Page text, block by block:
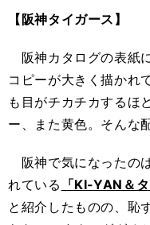
【阪神タイガース】
阪神カタログの表紙
コピーが大きく描かれ
も目がチカチカするほ
ー、また黄色。そんな
阪神で気になったの
れている 「KI-YAN＆
と紹介したものの、恥